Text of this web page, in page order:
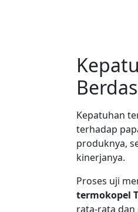
Kepatuhan
terhadap
produknya,
kinerjanya.
Proses uji
termokopel
rata-rata